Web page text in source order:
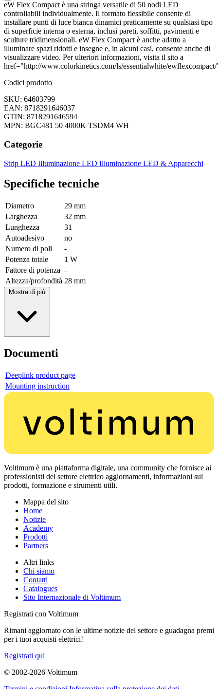
eW Flex Compact è una stringa versatile di 50 nodi LED
controllabili individualmente. Il formato flessibile consente di
installare punti di luce bianca dinamici praticamente su qualsiasi tipo
di superficie interna o esterna, inclusi pareti, soffitti, pavimenti e
sculture tridimensionali. eW Flex Compact è anche adatto a
illuminare spazi ridotti e insegne e, in alcuni casi, consente anche di
visualizzare video. Per ulteriori informazioni, visita il sito a
href="http://www.colorkinetics.com/ls/essentialwhite/
Codici prodotto
SKU: 64603799
EAN: 8718291646037
GTIN: 8718291646594
MPN: BGC481 50 4000K TSDM4 WH
Categorie
Strip LED Illuminazione LED Illuminazione LED & Apparecchi
Specifiche tecniche
Diametro
29 mm
Larghezza
32 mm
Lunghezza
31
Autoadesivo
no
Numero di poli
-
Potenza totale
1 W
Fattore di potenza -
Altezza/profondità 28 mm
Mostra di più
Documenti
Deeplink product page
Mounting instruction
Voltimum è una piattaforma digitale, una community che fornisce ai
professionisti del settore elettrico aggiornamenti, informazioni sui
prodotti, formazione e strumenti utili.
Mappa del sito
Home
Notizie
Academy
Prodotti
Partners
Altri links
Chi siamo
Contatti
Catalogues
Sito Internazionale di Voltimum
Registrati con Voltimum
Rimani aggiornato con le ultime notizie del settore e guadagna premi
per i tuoi acquisti elettrici!
Registrati qui
© 2002-2026 Voltimum